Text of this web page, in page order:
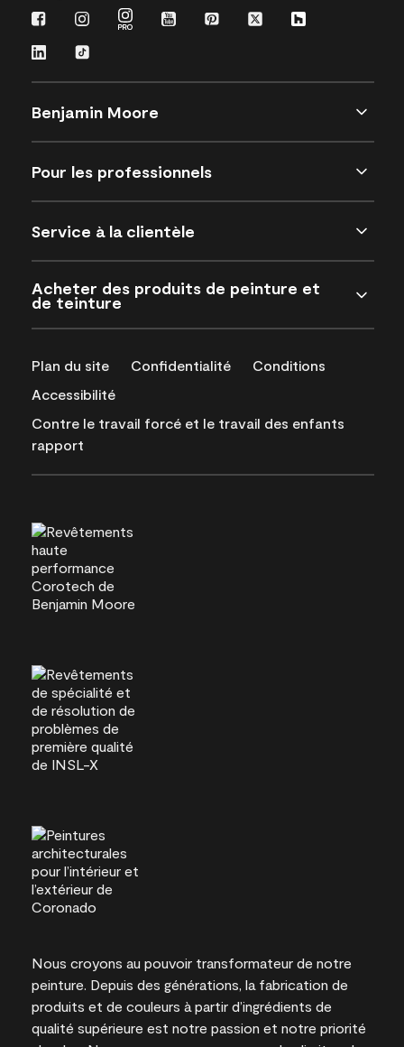
Benjamin Moore
Pour les professionnels
Service à la clientèle
Acheter des produits de peinture et
de teinture
Plan du site Confidentialité
Conditions
Accessibilité
Contre le travail forcé et le travail des enfants
rapport
Nous croyons au pouvoir transformateur de notre
peinture. Depuis des générations, la fabrication de
produits et de couleurs à partir d’ingrédients de
qualité supérieure est notre passion et notre priorité